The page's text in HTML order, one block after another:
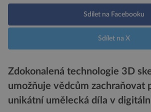
Sdílet na Facebooku
Sdílet na X
Zdokonalená technologie 3D
umožňuje vědcům zachraňovat
unikátní umělecká díla v